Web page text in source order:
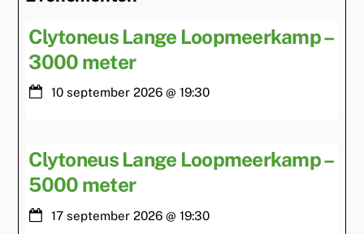
Clytoneus Lange Loopmeerkamp –
3000 meter
10 september 2026 @ 19:30
Clytoneus Lange Loopmeerkamp –
5000 meter
17 september 2026 @ 19:30